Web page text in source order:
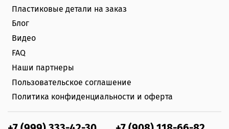
Пластиковые детали на заказ
Блог
Видео
FAQ
Наши партнеры
Пользовательское соглашение
Политика конфиденциальности и оферта